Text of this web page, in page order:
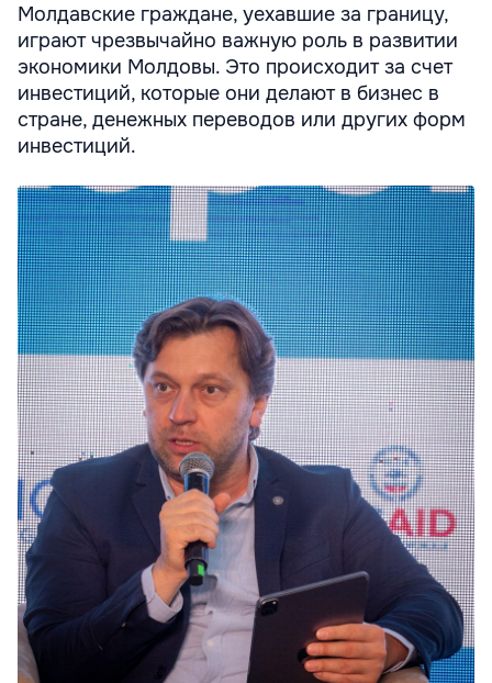
Молдавские граждане, уехавшие за границу,
играют чрезвычайно важную роль в развитии
экономики Молдовы. Это происходит за счет
инвестиций, которые они делают в бизнес в
стране, денежных переводов или других форм
инвестиций.